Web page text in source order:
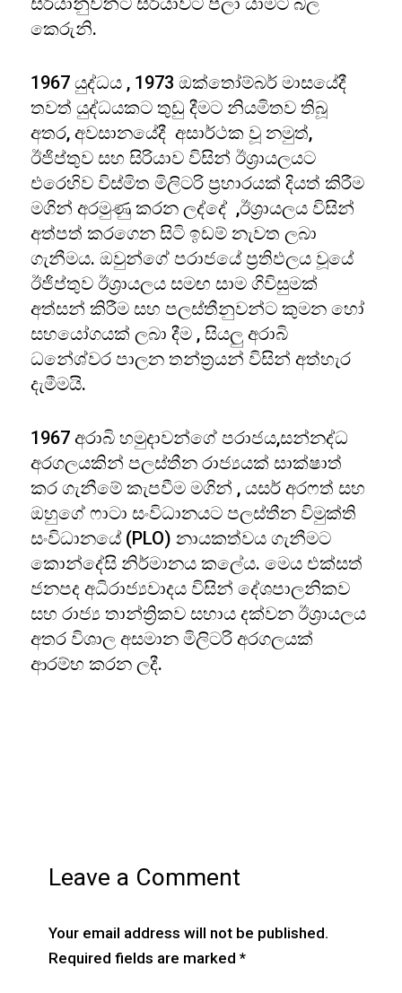
කෙරුනි.
1967 යුද්ධය , 1973 ඔක්තෝම්බර් මාසයේදී
තවත් යුද්ධයකට තුඩු දීමට නියමිතව තිබූ
අතර, අවසානයේදී අසාර්ථක වූ නමුත්,
ඊජිප්තුව සහ සිරියාව විසින් ඊශ්‍රායලයට
එරෙහිව විස්මිත මිලිටරි ප්‍රහාරයක් දියත් කිරීම
මගින් අරමුණු කරන ලද්දේ ,ඊශ්‍රායලය විසින්
අත්පත් කරගෙන සිටි ඉඩම් නැවත ලබා
ගැනීමය. ඔවුන්ගේ පරාජයේ ප්‍රතිඵලය වූයේ
ඊජිප්තුව ඊශ්‍රායලය සමඟ සාම ගිවිසුමක්
අත්සන් කිරීම සහ පලස්තීනුවන්ට කුමන හෝ
සහයෝගයක් ලබා දීම , සියලු අරාබි
ධනේශ්වර පාලන තන්ත්‍රයන් විසින් අත්හැර
දැමීමයි.
1967 අරාබි හමුදාවන්ගේ පරාජය,සන්නද්ධ
අරගලයකින් පලස්තීන රාජ්‍යයක් සාක්ෂාත්
කර ගැනීමේ කැපවීම මගින් , යසර් අරෆත් සහ
ඔහුගේ ෆාටා සංවිධානයට පලස්තීන විමුක්ති
සංවිධානයේ (PLO) නායකත්වය ගැනීමට
කොන්දේසි නිර්මානය කලේය. මෙය එක්සත්
ජනපද අධිරාජ්‍යවාදය විසින් දේශපාලනිකව
සහ රාජ්‍ය තාන්ත්‍රිකව සහාය දක්වන ඊශ්‍රායලය
අතර විශාල අසමාන මිලිටරි අරගලයක්
ආරම්භ කරන ලදී.
Leave a Comment
Your email address will not be published.
Required fields are marked *